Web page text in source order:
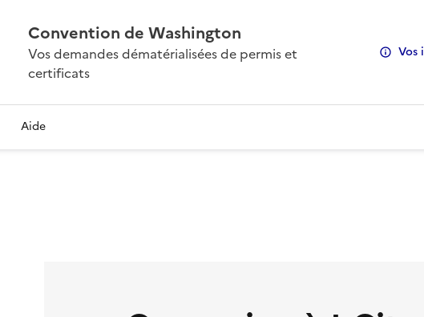
Convention de Washington
Vos demandes dématérialisées de permis et
certificats
Vos
Aide